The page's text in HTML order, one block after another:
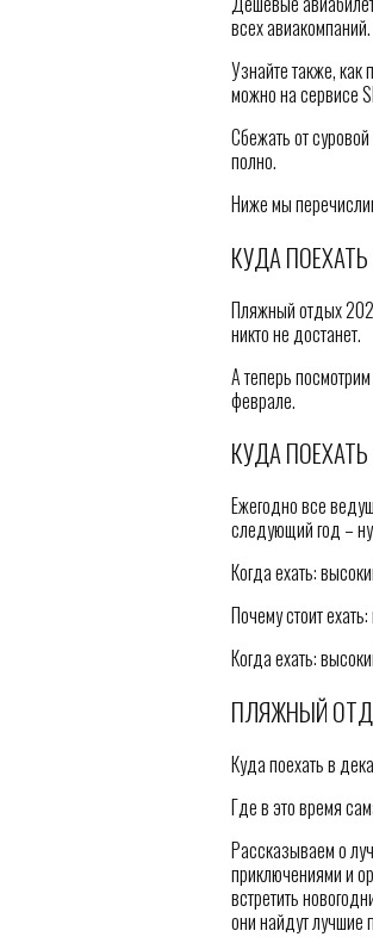
всех авиакомпаний.
Узнайте также,
можно на сервисе
Сбежать от
полно.
Ниже мы
КУДА
Пляжный отдых
никто не достанет.
А теперь
феврале.
КУДА
Ежегодно все
следующий год –
Когда ехать:
Почему стоит
Когда ехать:
ПЛЯЖНЫЙ
Куда поехать в
Где в это время
Рассказываем о
приключениями и
встретить
они найдут лучшие